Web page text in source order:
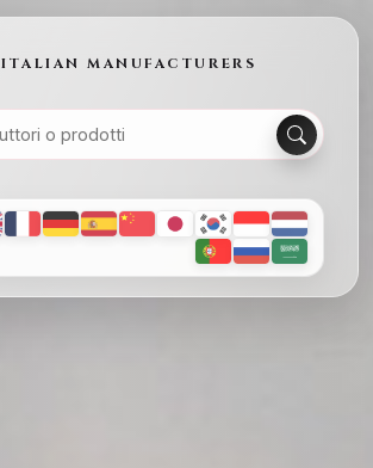
ITALIAN MANUFACTURERS